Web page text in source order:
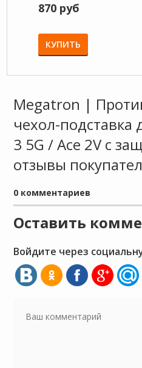
870 руб
КУПИТЬ
Megatron |
чехол-подставка
3 5G / Ace 2V с
отзывы
0 комментариев
Оставить
Войдите через